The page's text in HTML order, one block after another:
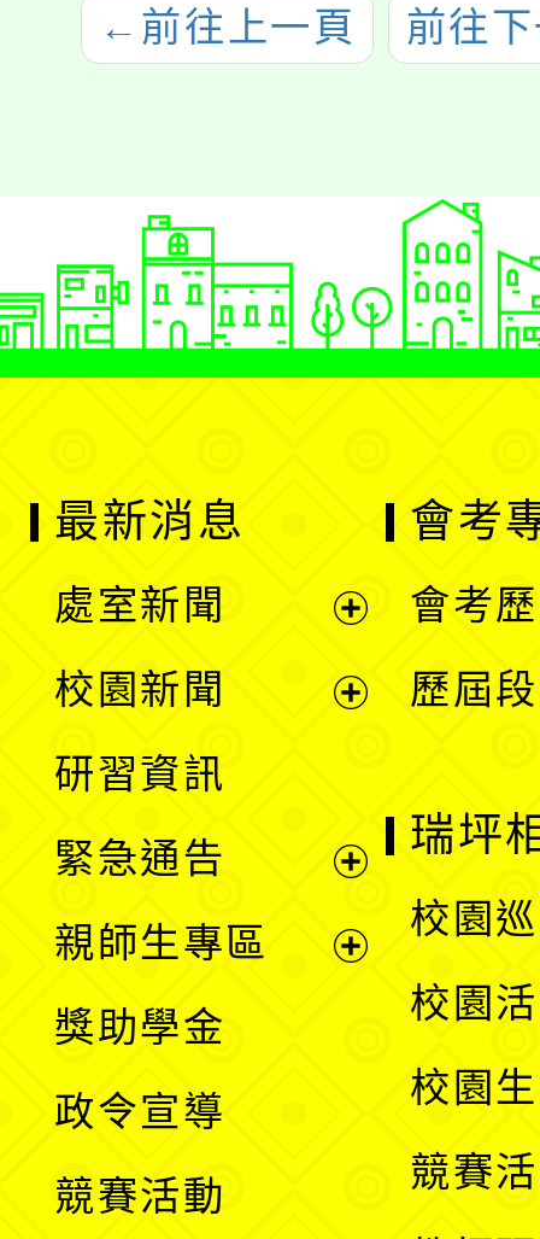
← 前往上一頁 前往
最新消息
處室新聞
單
校園新聞
選
單
研習資訊
緊急通告
親師生專區
獎助學金
政令宣導
競賽活動
會考
會考
歷屆
瑞坪
校園
校園
校園
競賽